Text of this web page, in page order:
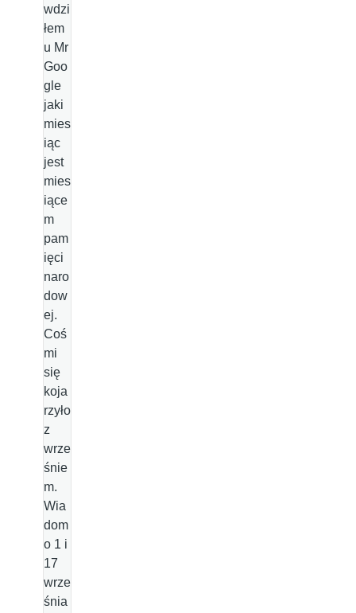
wdzi
łem
u Mr
Goo
gle
jaki
mies
iąc
jest
mies
iące
m
pam
ięci
naro
dow
ej.
Coś
mi
się
koja
rzyło
z
wrze
śnie
m.
Wia
dom
o 1 i
17
wrze
śnia